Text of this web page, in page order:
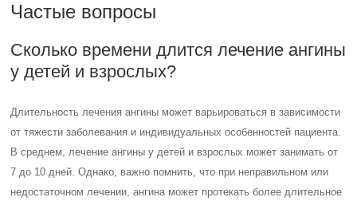
Частые вопросы
Сколько времени длится лечение ангины
у детей и взрослых?
Длительность лечения ангины может варьироваться в зависимости
от тяжести заболевания и индивидуальных особенностей пациента.
В среднем, лечение ангины у детей и взрослых может занимать от
7 до 10 дней. Однако, важно помнить, что при неправильном или
недостаточном лечении, ангина может протекать более длительное